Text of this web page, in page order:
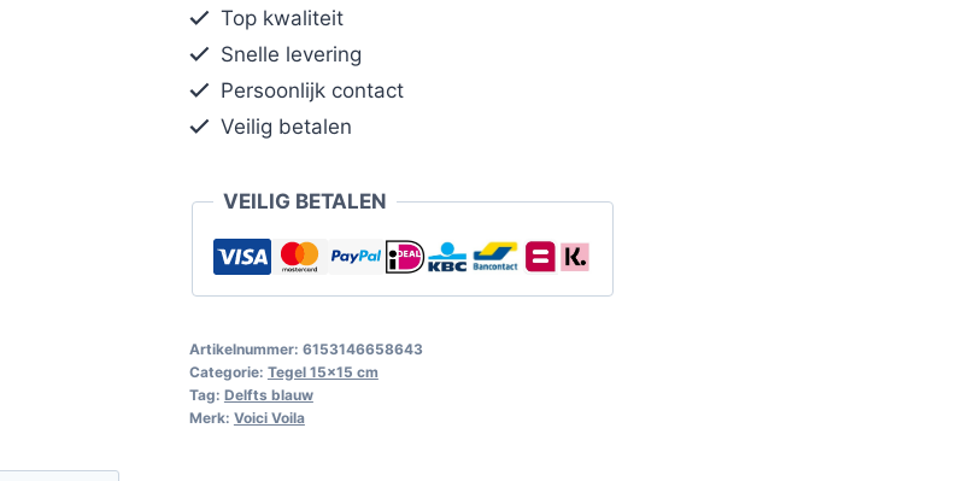
Top kwaliteit
Snelle levering
Persoonlijk contact
Veilig betalen
VEILIG BETALEN
Artikelnummer: 6153146658643
Categorie: Tegel 15x15 cm
Tag: Delfts blauw
Merk: Voici Voila